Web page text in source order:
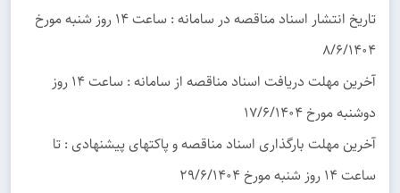
تاریخ انتشار اسناد مناقصه در سامانه : ساعت 14 روز شنبه مورخ
8/6/1404
آخرین مهلت دریافت اسناد مناقصه از سامانه : ساعت 14 روز
دوشنبه مورخ 17/6/1404
آخرین مهلت بارگذاری اسناد مناقصه و پاکتهای پیشنهادی : تا
ساعت 14 روز شنبه مورخ 29/6/1404